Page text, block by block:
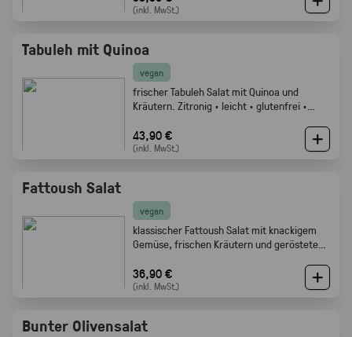
(inkl. MwSt.)
Tabuleh mit Quinoa
vegan
frischer Tabuleh Salat mit Quinoa und
Kräutern. Zitronig · leicht · glutenfrei ·
43,90 €
(inkl. MwSt.)
Fattoush Salat
vegan
klassischer Fattoush Salat mit knackigem
Gemüse, frischen Kräutern und geröstetem
Mezze oder Buffet Beilage · Gabelfood
36,90 €
(inkl. MwSt.)
Bunter Olivensalat